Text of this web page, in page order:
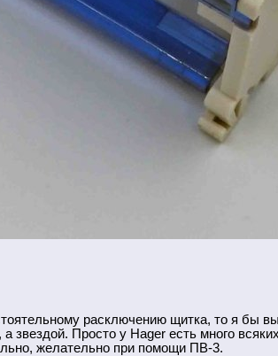
расключению щитка, то я бы
звездой. Просто у Hager есть много
желательно при помощи ПВ-3.